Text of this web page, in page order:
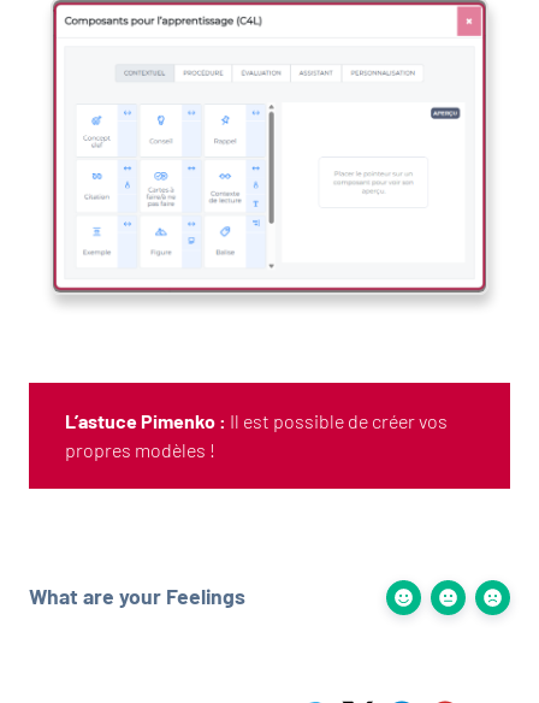
L’astuce Pimenko : Il est possible de créer vos
propres modèles !
What are your Feelings